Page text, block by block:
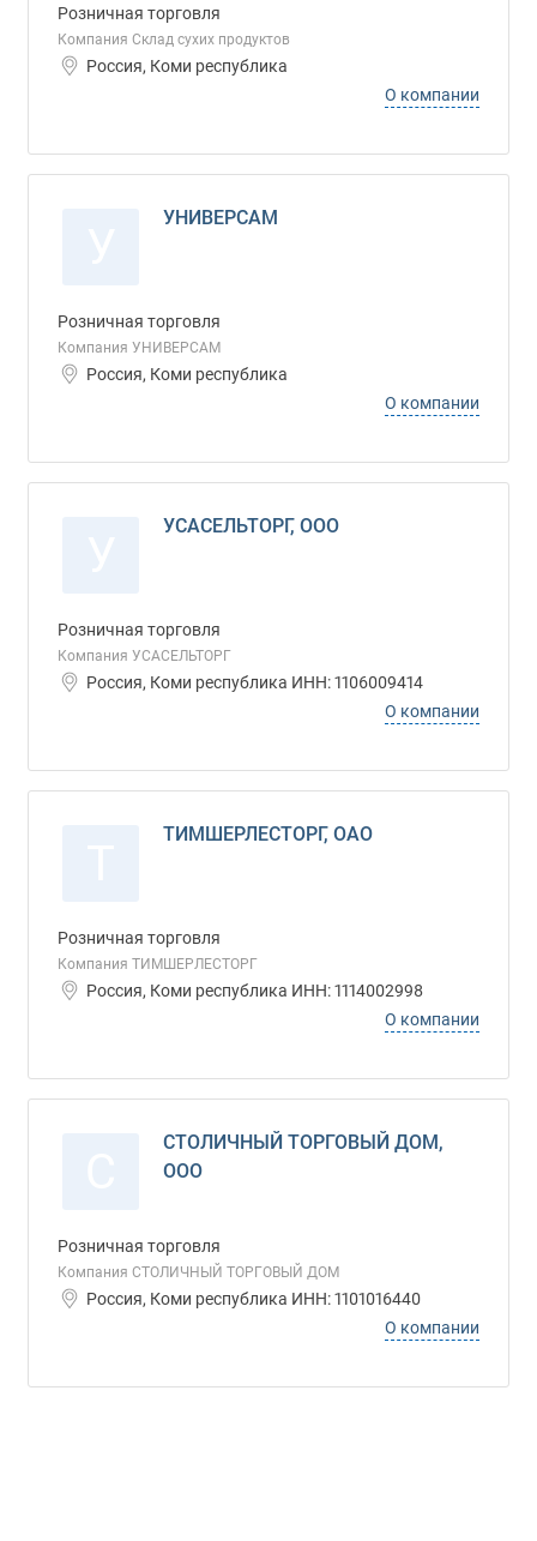
Розничная торговля
Компания Склад сухих продуктов
Россия, Коми республика
О компании
УНИВЕРСАМ
Розничная торговля
Компания УНИВЕРСАМ
Россия, Коми республика
О компании
УСАСЕЛЬТОРГ, ООО
Розничная торговля
Компания УСАСЕЛЬТОРГ
Россия, Коми республика ИНН: 1106009414
О компании
ТИМШЕРЛЕСТОРГ, ОАО
Розничная торговля
Компания ТИМШЕРЛЕСТОРГ
Россия, Коми республика ИНН: 1114002998
О компании
СТОЛИЧНЫЙ ТОРГОВЫЙ ДОМ,
ООО
Розничная торговля
Компания СТОЛИЧНЫЙ ТОРГОВЫЙ ДОМ
Россия, Коми республика ИНН: 1101016440
О компании